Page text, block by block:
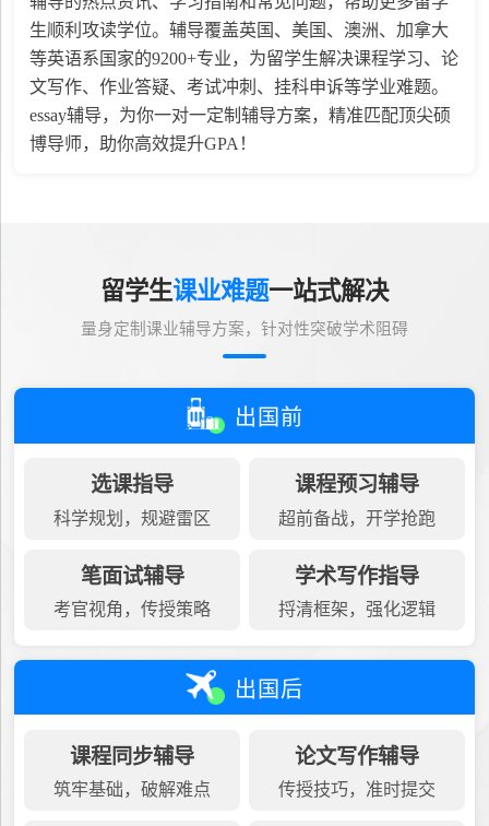
生顺利攻读学位。辅导覆盖英国、美国、澳洲、加拿大
等英语系国家的9200+专业，为留学生解决课程学习、论
文写作、作业答疑、考试冲刺、挂科申诉等学业难题。
essay辅导，为你一对一定制辅导方案，精准匹配顶尖硕
博导师，助你高效提升GPA！
留学生课业难题一站式解决
量身定制课业辅导方案，针对性突破学术阻碍
出国前
选课指导
科学规划，规避雷区
课程预习辅导
超前备战，开学抢跑
笔面试辅导
考官视角，传授策略
学术写作指导
捋清框架，强化逻辑
出国后
课程同步辅导
筑牢基础，破解难点
论文写作辅导
传授技巧，准时提交